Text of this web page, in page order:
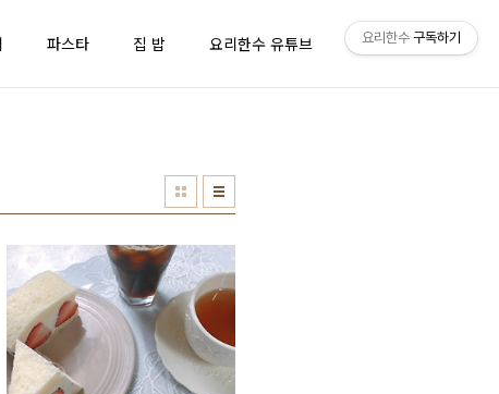
파스타 집 밥 요리한수 유튜브 방명록
요리한수 구독하기